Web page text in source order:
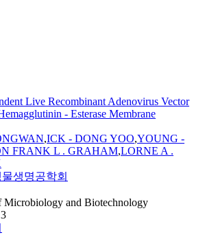
Live Recombinant Adenovirus Vector
- Esterase Membrane
,ICK - DONG YOO,YOUNG -
FRANK L . GRAHAM,LORNE A .
생명공학회
Microbiology and Biotechnology